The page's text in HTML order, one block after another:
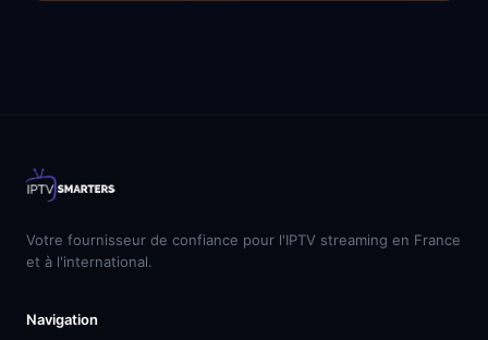
Votre fournisseur de confiance pour l'IPTV streaming en France
et à l'international.
Navigation